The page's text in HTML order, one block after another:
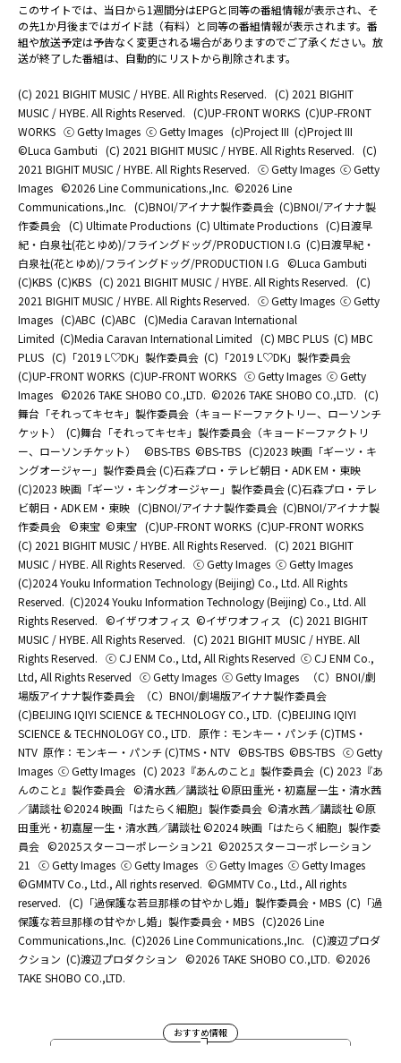
このサイトでは、当日から1週間分はEPGと同等の番組情報が表示され、そ
の先1か月後まではガイド誌（有料）と同等の番組情報が表示されます。番
組や放送予定は予告なく変更される場合がありますのでご了承ください。放
送が終了した番組は、自動的にリストから削除されます。
(C) 2021 BIGHIT MUSIC / HYBE. All Rights Reserved. (C) 2021 BIGHIT
MUSIC / HYBE. All Rights Reserved. (C)UP-FRONT WORKS (C)UP-FRONT
WORKS ⓒ Getty Images ⓒ Getty Images (c)Project III (c)Project III
©Luca Gambuti (C) 2021 BIGHIT MUSIC / HYBE. All Rights Reserved. (C)
2021 BIGHIT MUSIC / HYBE. All Rights Reserved. ⓒ Getty Images ⓒ Getty
Images ©2026 Line Communications.,Inc. ©2026 Line
Communications.,Inc. (C)BNOI/アイナナ製作委員会 (C)BNOI/アイナナ製
作委員会 (C) Ultimate Productions (C) Ultimate Productions (C)日渡早
紀・白泉社(花とゆめ)/フライングドッグ/PRODUCTION I.G (C)日渡早紀・
白泉社(花とゆめ)/フライングドッグ/PRODUCTION I.G ©Luca Gambuti
(C)KBS (C)KBS (C) 2021 BIGHIT MUSIC / HYBE. All Rights Reserved. (C)
2021 BIGHIT MUSIC / HYBE. All Rights Reserved. ⓒ Getty Images ⓒ Getty
Images (C)ABC (C)ABC (C)Media Caravan International
Limited (C)Media Caravan International Limited (C) MBC PLUS (C) MBC
PLUS (C)「2019 L♡DK」製作委員会 (C)「2019 L♡DK」製作委員会
(C)UP-FRONT WORKS (C)UP-FRONT WORKS ⓒ Getty Images ⓒ Getty
Images ©2026 TAKE SHOBO CO.,LTD. ©2026 TAKE SHOBO CO.,LTD. (C)
舞台「それってキセキ」製作委員会（キョードーファクトリー、ローソンチ
ケット）
(C)舞台「それってキセキ」製作委員会（キョードーファクトリ
ー、ローソンチケット）
©BS-TBS ©BS-TBS (C)2023 映画「ギーツ・キ
ングオージャー」製作委員会 (C)石森プロ・テレビ朝日・ADK EM・東映
(C)2023 映画「ギーツ・キングオージャー」製作委員会 (C)石森プロ・テレ
ビ朝日・ADK EM・東映 (C)BNOI/アイナナ製作委員会 (C)BNOI/アイナナ製
作委員会 ©東宝 ©東宝 (C)UP-FRONT WORKS (C)UP-FRONT WORKS
(C) 2021 BIGHIT MUSIC / HYBE. All Rights Reserved. (C) 2021 BIGHIT
MUSIC / HYBE. All Rights Reserved. ⓒ Getty Images ⓒ Getty Images
(C)2024 Youku Information Technology (Beijing) Co., Ltd. All Rights
Reserved. (C)2024 Youku Information Technology (Beijing) Co., Ltd. All
Rights Reserved. ©イザワオフィス ©イザワオフィス
(C) 2021 BIGHIT
MUSIC / HYBE. All Rights Reserved. (C) 2021 BIGHIT MUSIC / HYBE. All
Rights Reserved. ⓒ CJ ENM Co., Ltd, All Rights Reserved ⓒ CJ ENM Co.,
Ltd, All Rights Reserved ⓒ Getty Images ⓒ Getty Images
（C）BNOI/劇
場版アイナナ製作委員会
（C）BNOI/劇場版アイナナ製作委員会
(C)BEIJING IQIYI SCIENCE & TECHNOLOGY CO., LTD. (C)BEIJING IQIYI
SCIENCE & TECHNOLOGY CO., LTD.
原作：モンキー・パンチ (C)TMS・
NTV 原作：モンキー・パンチ (C)TMS・NTV ©BS-TBS ©BS-TBS ⓒ Getty
Images ⓒ Getty Images (C) 2023『あんのこと』製作委員会 (C) 2023『あ
んのこと』製作委員会 ©清水茜／講談社 ©原田重光・初嘉屋一生・清水茜
／講談社 ©2024 映画「はたらく細胞」製作委員会 ©清水茜／講談社 ©原
田重光・初嘉屋一生・清水茜／講談社 ©2024 映画「はたらく細胞」製作委
員会 ©2025スターコーポレーション21 ©2025スターコーポレーション
21
ⓒ Getty Images ⓒ Getty Images ⓒ Getty Images ⓒ Getty Images
©GMMTV Co., Ltd., All rights reserved. ©GMMTV Co., Ltd., All rights
reserved. (C)「過保護な若旦那様の甘やかし婚」製作委員会・MBS (C)「過
保護な若旦那様の甘やかし婚」製作委員会・MBS (C)2026 Line
Communications.,Inc. (C)2026 Line Communications.,Inc. (C)渡辺プロダ
クション (C)渡辺プロダクション ©2026 TAKE SHOBO CO.,LTD. ©2026
TAKE SHOBO CO.,LTD.
おすすめ情報